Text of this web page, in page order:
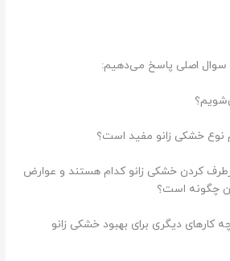
سوال اصلی پاسخ می‌دهیم:
کردن خشکی زانو کدام هستند و عوارض
چگونه است؟
کارهای دیگری برای بهبود خشکی زانو